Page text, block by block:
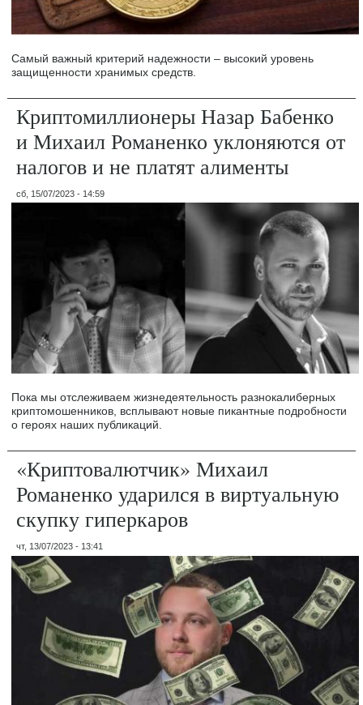
Самый важный критерий надежности – высокий уровень
защищенности хранимых средств.
Криптомиллионеры Назар Бабенко
и Михаил Романенко уклоняются от
налогов и не платят алименты
сб, 15/07/2023 - 14:59
Пока мы отслеживаем жизнедеятельность разнокалиберных
криптомошенников, всплывают новые пикантные подробности
о героях наших публикаций.
«Криптовалютчик» Михаил
Романенко ударился в виртуальную
скупку гиперкаров
чт, 13/07/2023 - 13:41